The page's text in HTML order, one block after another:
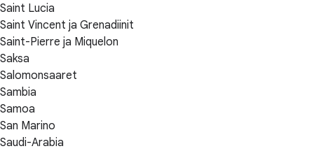
Saint Lucia
Saint Vincent ja Grenadiinit
Saint-Pierre ja Miquelon
Saksa
Salomonsaaret
Sambia
Samoa
San Marino
Saudi-Arabia